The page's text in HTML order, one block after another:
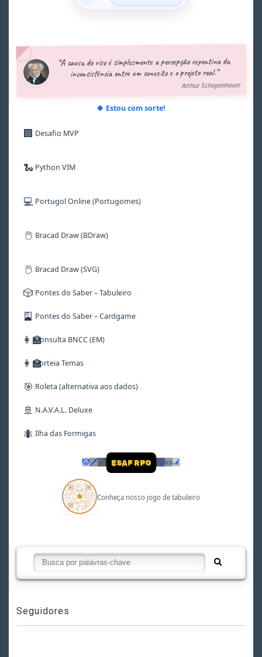
1
6
7
1
6
7
1
6
7
1
6
7
1
6
7
1
6
7
“A causa do riso é simplesmente a percepção repentina da
inconsistência entre um conceito e o projeto real.”
Arthur Schopenhauer
🍀 Estou com sorte!
🏢 Desafio MVP
🐍 Python VIM
💻 Portugol Online (Portugomes)
🖱️ Bracad Draw (BDraw)
🖱️ Bracad Draw (SVG)
🎲 Pontes do Saber – Tabuleiro
🎴 Pontes do Saber – Cardgame
👩‍🏫Consulta BNCC (EM)
👩‍🏫Sorteia Temas
🎯 Roleta (alternativa aos dados)
🚢 N.A.V.A.L. Deluxe
🐜 Ilha das Formigas
🤡 🗡🪄 ESAF RPG 👹📜🦼
Conheça nosso jogo de tabuleiro
Seguidores